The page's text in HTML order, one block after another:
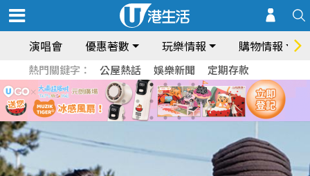
演唱會 優惠著數 玩樂情報 購物情報
熱門關鍵字： 公屋熱話 娛樂新聞 定期存款